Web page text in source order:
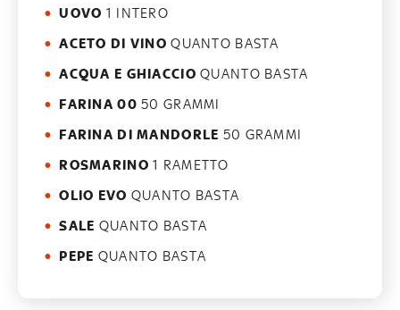
UOVO 1 INTERO
ACETO DI VINO QUANTO BASTA
ACQUA E GHIACCIO QUANTO BASTA
FARINA 00 50 GRAMMI
FARINA DI MANDORLE 50 GRAMMI
ROSMARINO 1 RAMETTO
OLIO EVO QUANTO BASTA
SALE QUANTO BASTA
PEPE QUANTO BASTA